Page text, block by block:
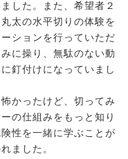
した。また、希望者２
太の水平切りの体験を
ションを行っていただ
に操り、無駄のない動
釘付けになっていまし
かったけど、切ってみ
の仕組みをもっと知り
性を一緒に学ぶことが
ました。